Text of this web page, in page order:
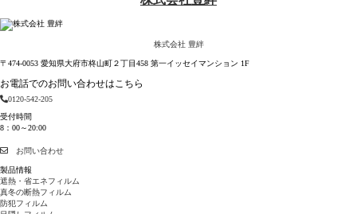
株式会社 豊絆
〒474-0053 愛知県大府市柊山町２丁目458 第一イッセイマンション 1F
お電話でのお問い合わせはこちら
0120-542-205
受付時間
8：00～20:00
お問い合わせ
製品情報
遮熱・省エネフィルム
真冬の断熱フィルム
防犯フィルム